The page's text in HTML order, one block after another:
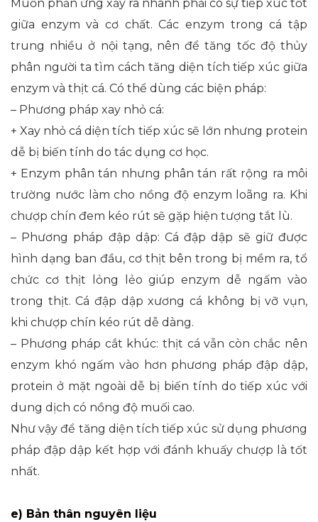
Muốn phản ứng xảy ra nhanh phải có sự tiếp xúc tốt
giữa enzym và cơ chất. Các enzym trong cá tập
trung nhiều ở nội tạng, nên để tăng tốc độ thủy
phân người ta tìm cách tăng diện tích tiếp xúc giữa
enzym và thịt cá. Có thể dùng các biện pháp:
– Phương pháp xay nhỏ cá:
+ Xay nhỏ cá diện tích tiếp xúc sẽ lớn nhưng protein
dễ bị biến tính do tác dụng cơ học.
+ Enzym phân tán nhưng phân tán rất rộng ra môi
trường nước làm cho nồng độ enzym loãng ra. Khi
chượp chín đem kéo rút sẽ gặp hiện tượng tắt lù.
– Phương pháp đập dập: Cá đập dập sẽ giữ được
hình dạng ban đầu, cơ thịt bên trong bị mềm ra, tổ
chức cơ thịt lỏng lẻo giúp enzym dễ ngấm vào
trong thịt. Cá đập dập xương cá không bị vỡ vụn,
khi chượp chín kéo rút dễ dàng.
– Phương pháp cắt khúc: thịt cá vẫn còn chắc nên
enzym khó ngấm vào hơn phương pháp đập dập,
protein ở mặt ngoài dễ bị biến tính do tiếp xúc với
dung dịch có nồng độ muối cao.
Như vậy để tăng diện tích tiếp xúc sử dụng phương
pháp đập dập kết hợp với đánh khuấy chượp là tốt
nhất.
e) Bản thân nguyên liệu